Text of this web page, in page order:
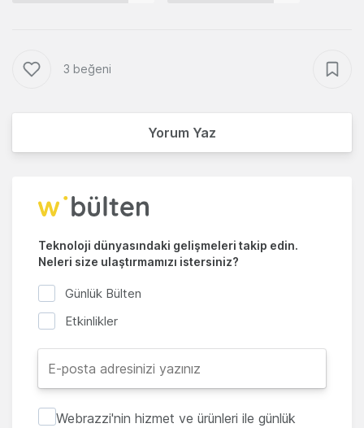
3 beğeni
Yorum Yaz
Teknoloji dünyasındaki gelişmeleri takip edin.
Neleri size ulaştırmamızı istersiniz?
Günlük Bülten
Etkinlikler
Webrazzi'nin hizmet ve ürünleri ile günlük